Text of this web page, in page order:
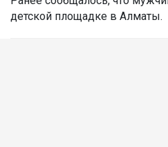
детской площадке в Алматы.